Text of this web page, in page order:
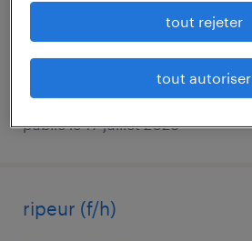
12,31 € par heure
publié le 17 juillet 2026
ripeur (f/h)
tout rejeter
tout autoriser